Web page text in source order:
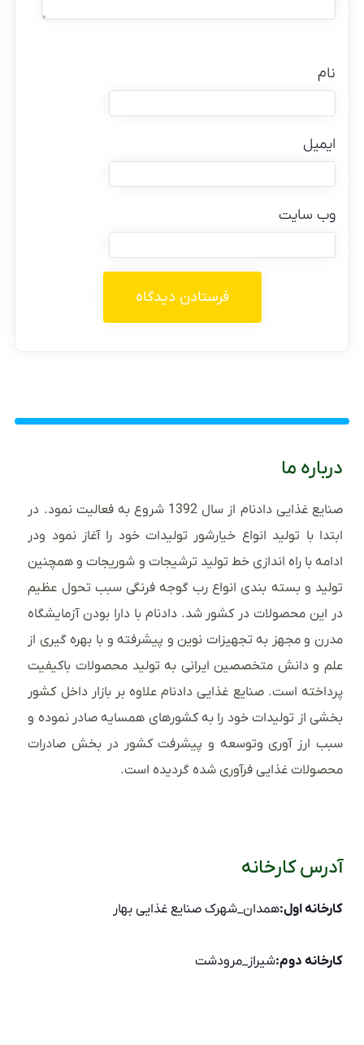
نام
ایمیل
وب‌ سایت
درباره ما
صنایع غذایی دادنام از سال 1392 شروع به فعالیت نمود. در
ابتدا با تولید انواع خیارشور تولیدات خود را آغاز نمود ودر
ادامه با راه اندازی خط تولید ترشیجات و شوریجات و همچنین
تولید و بسته بندی انواع رب گوجه فرنگی سبب تحول عظیم
در این محصولات در کشور شد. دادنام با دارا بودن آزمایشگاه
مدرن و مجهز به تجهیزات نوین و پیشرفته و با بهره گیری از
علم و دانش متخصصین ایرانی به تولید محصولات باکیفیت
پرداخته است. صنایع غذایی دادنام علاوه بر بازار داخل کشور
بخشی از تولیدات خود را به کشورهای همسایه صادر نموده و
سبب ارز آوری وتوسعه و پیشرفت کشور در بخش صادرات
محصولات غذایی فرآوری شده گردیده است.
آدرس کارخانه
کارخانه اول:همدان_شهرک صنایع غذایی بهار
کارخانه دوم:شیراز_مرودشت